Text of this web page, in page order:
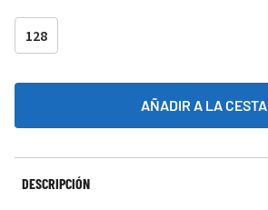
128
AÑADIR A LA CESTA
DESCRIPCIÓN